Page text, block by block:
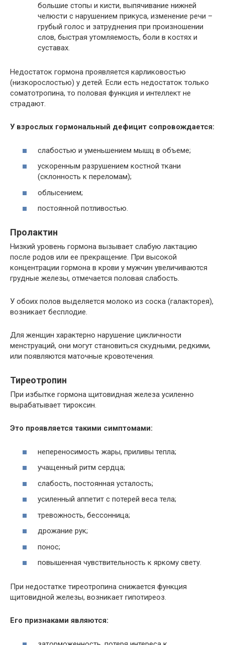
большие стопы и кисти, выпячивание нижней
челюсти с нарушением прикуса, изменение речи –
грубый голос и затруднения при произношении
слов, быстрая утомляемость, боли в костях и
суставах.
Недостаток гормона проявляется карликовостью
(низкорослостью) у детей. Если есть недостаток только
соматотропина, то половая функция и интеллект не
страдают.
У взрослых гормональный дефицит сопровождается:
слабостью и уменьшением мышц в объеме;
ускоренным разрушением костной ткани
(склонность к переломам);
облысением;
постоянной потливостью.
Пролактин
Низкий уровень гормона вызывает слабую лактацию
после родов или ее прекращение. При высокой
концентрации гормона в крови у мужчин увеличиваются
грудные железы, отмечается половая слабость.
У обоих полов выделяется молоко из соска (галакторея),
возникает бесплодие.
Для женщин характерно нарушение цикличности
менструаций, они могут становиться скудными, редкими,
или появляются маточные кровотечения.
Тиреотропин
При избытке гормона щитовидная железа усиленно
вырабатывает тироксин.
Это проявляется такими симптомами:
непереносимость жары, приливы тепла;
учащенный ритм сердца;
слабость, постоянная усталость;
усиленный аппетит с потерей веса тела;
тревожность, бессонница;
дрожание рук;
понос;
повышенная чувствительность к яркому свету.
При недостатке тиреотропина снижается функция
щитовидной железы, возникает гипотиреоз.
Его признаками являются: